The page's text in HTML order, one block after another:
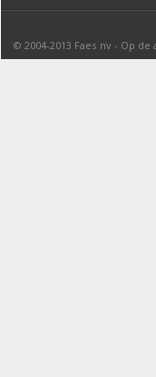
© 2004-2013 Faes nv - Op de